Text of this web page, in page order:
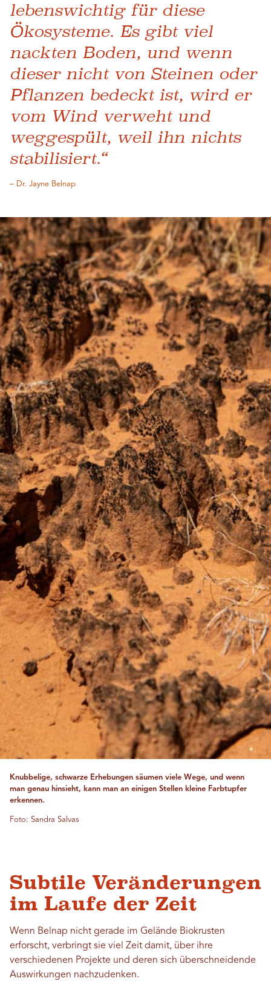
lebenswichtig für diese
Ökosysteme. Es gibt viel
nackten Boden, und wenn
dieser nicht von Steinen oder
Pflanzen bedeckt ist, wird er
vom Wind verweht und
weggespült, weil ihn nichts
stabilisiert.“
– Dr. Jayne Belnap
Knubbelige, schwarze Erhebungen säumen viele Wege, und wenn
man genau hinsieht, kann man an einigen Stellen kleine Farbtupfer
erkennen.
Foto: Sandra Salvas
Subtile Veränderungen
im Laufe der Zeit
Wenn Belnap nicht gerade im Gelände Biokrusten
erforscht, verbringt sie viel Zeit damit, über ihre
verschiedenen Projekte und deren sich überschneidende
Auswirkungen nachzudenken.